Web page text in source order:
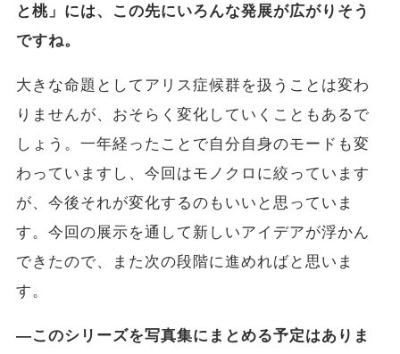
と桃」には、この先にいろんな発展が広がりそう
ですね。
大きな命題としてアリス症候群を扱うことは変わ
りませんが、おそらく変化していくこともあるで
しょう。一年経ったことで自分自身のモードも変
わっていますし、今回はモノクロに絞っています
が、今後それが変化するのもいいと思っていま
す。今回の展示を通して新しいアイデアが浮かん
できたので、また次の段階に進めればと思いま
す。
―このシリーズを写真集にまとめる予定はありま